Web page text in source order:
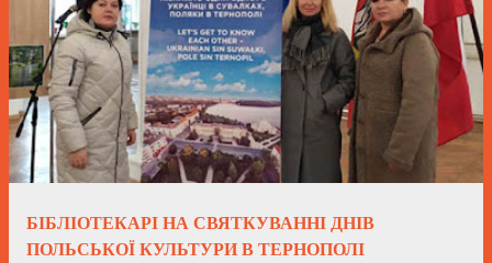
БІБЛІОТЕКАРІ НА СВЯТКУВАННІ ДНІВ
ПОЛЬСЬКОЇ КУЛЬТУРИ В ТЕРНОПОЛІ